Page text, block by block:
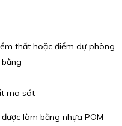
thắt hoặc điểm dự phòng
ma sát
làm bằng nhựa POM